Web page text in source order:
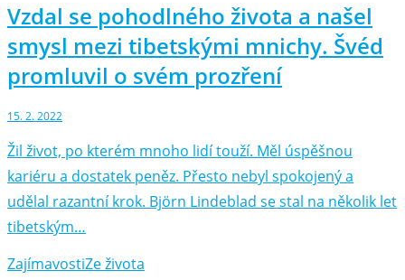
Vzdal se pohodlného života a našel
smysl mezi tibetskými mnichy. Švéd
promluvil o svém prozření
15. 2. 2022
Žil život, po kterém mnoho lidí touží. Měl úspěšnou
kariéru a dostatek peněz. Přesto nebyl spokojený a
udělal razantní krok. Björn Lindeblad se stal na několik let
tibetským…
ZajímavostiZe života